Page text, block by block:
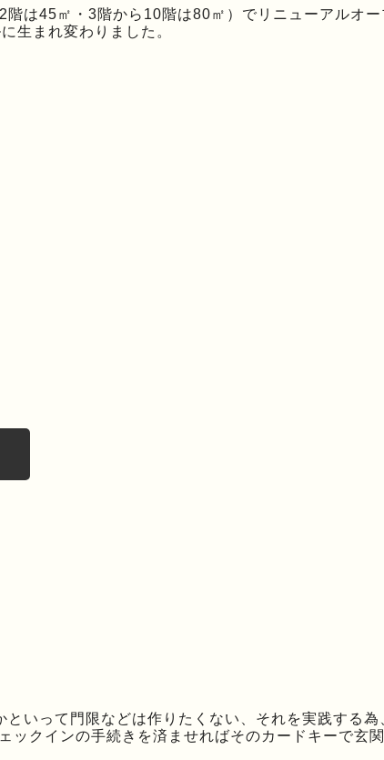
は45㎡・3階から10階は80㎡）でリニューアルオー
生まれ変わりました。
いって門限などは作りたくない、それを実践する為
クインの手続きを済ませればそのカードキーで玄